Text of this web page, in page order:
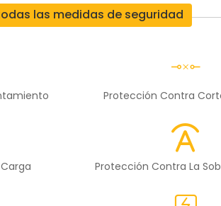
las medidas de seguridad
Protección Contra
Protección Contra La